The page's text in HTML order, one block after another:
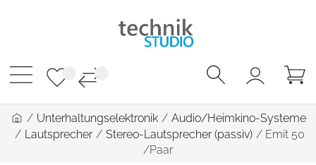
/ Unterhaltungselektronik / Audio/Heimkino-Systeme
/ Lautsprecher/ Stereo-Lautsprecher (passiv) / Emit 50
/Paar